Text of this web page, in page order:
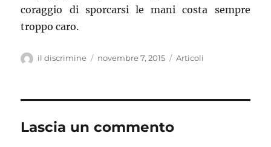
coraggio di sporcarsi le mani costa sempre
troppo caro.
Autore
il discrimine
Pubblicato
novembre 7, 2015 Categorie
Articoli
Lascia un commento